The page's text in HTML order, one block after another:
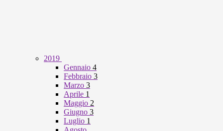
2019
Gennaio 4
Febbraio 3
Marzo 3
Aprile 1
Maggio 2
Giugno 3
Luglio 1